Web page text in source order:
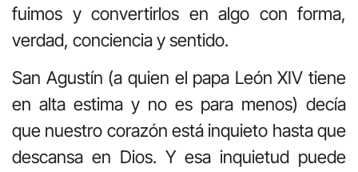
fuimos y convertirlos en algo con forma,
verdad, conciencia y sentido.
San Agustín (a quien el papa León XIV tiene
en alta estima y no es para menos) decía
que nuestro corazón está inquieto hasta que
descansa en Dios. Y esa inquietud puede